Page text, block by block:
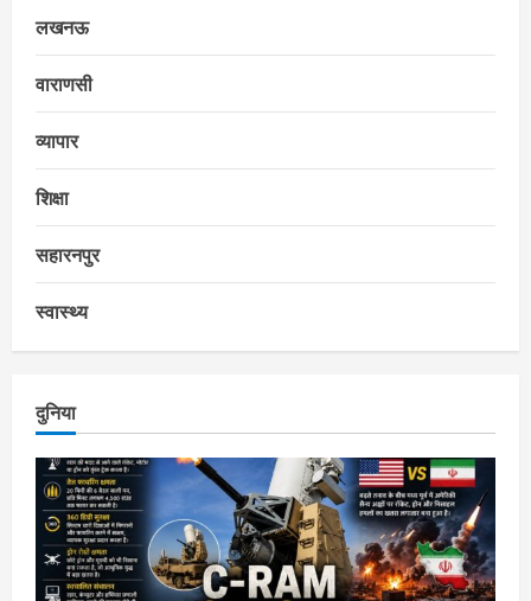
लखनऊ
वाराणसी
व्यापार
शिक्षा
सहारनपुर
स्वास्थ्य
दुनिया